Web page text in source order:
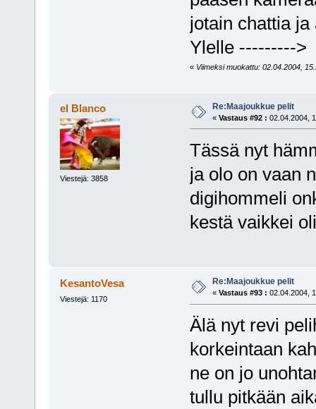
jotain chattia
Ylelle --------->
« Viimeksi muokattu: 02.04.2004,
el Blanco
Viestejä: 3858
Re:Maajoukkue pelit
« Vastaus #92 : 02.04.2004,
Tässä nyt
ja olo on vaan
digihommeli
kestä vaikkei
KesantoVesa
Viestejä: 1170
Re:Maajoukkue pelit
« Vastaus #93 : 02.04.2004,
Älä nyt revi
korkeintaan
ne on jo
tullu pitkään